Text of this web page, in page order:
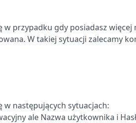
w przypadku gdy posiadasz
W takiej sytuacji zalecamy
w następujących sytuacjach:
ale Nazwa użytkownika i